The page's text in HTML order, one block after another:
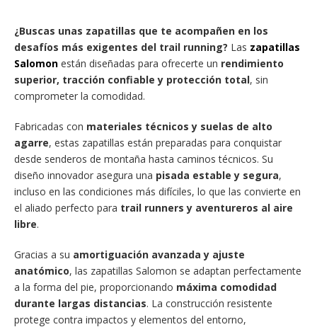
¿Buscas unas zapatillas que te acompañen en los
desafíos más exigentes del trail running? Las zapatillas
Salomon están diseñadas para ofrecerte un rendimiento
superior, tracción confiable y protección total, sin
comprometer la comodidad.
Fabricadas con materiales técnicos y suelas de alto
agarre, estas zapatillas están preparadas para conquistar
desde senderos de montaña hasta caminos técnicos. Su
diseño innovador asegura una pisada estable y segura,
incluso en las condiciones más difíciles, lo que las convierte en
el aliado perfecto para trail runners y aventureros al aire
libre.
Gracias a su amortiguación avanzada y ajuste
anatómico, las zapatillas Salomon se adaptan perfectamente
a la forma del pie, proporcionando máxima comodidad
durante largas distancias. La construcción resistente
protege contra impactos y elementos del entorno,